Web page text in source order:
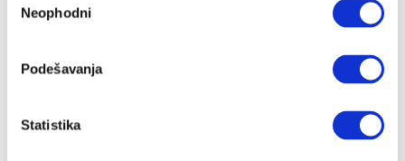
сагласности
Neophodni
Podešavanja
Statistika
Zaboravljena lozinka?